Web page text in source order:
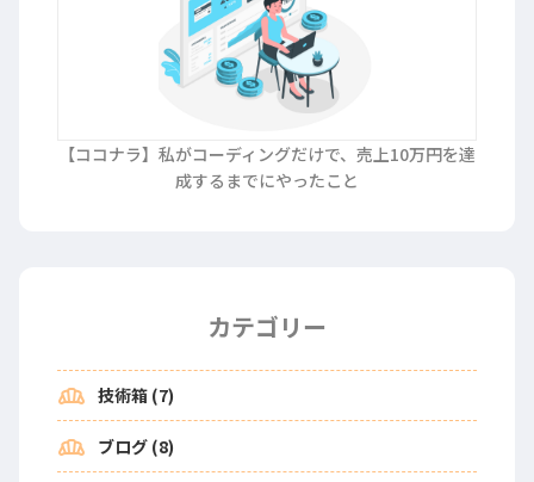
【ココナラ】私がコーディングだけで、売上10万円を達
成するまでにやったこと
カテゴリー
bakery_dining 技術箱 (7)
bakery_dining ブログ (8)